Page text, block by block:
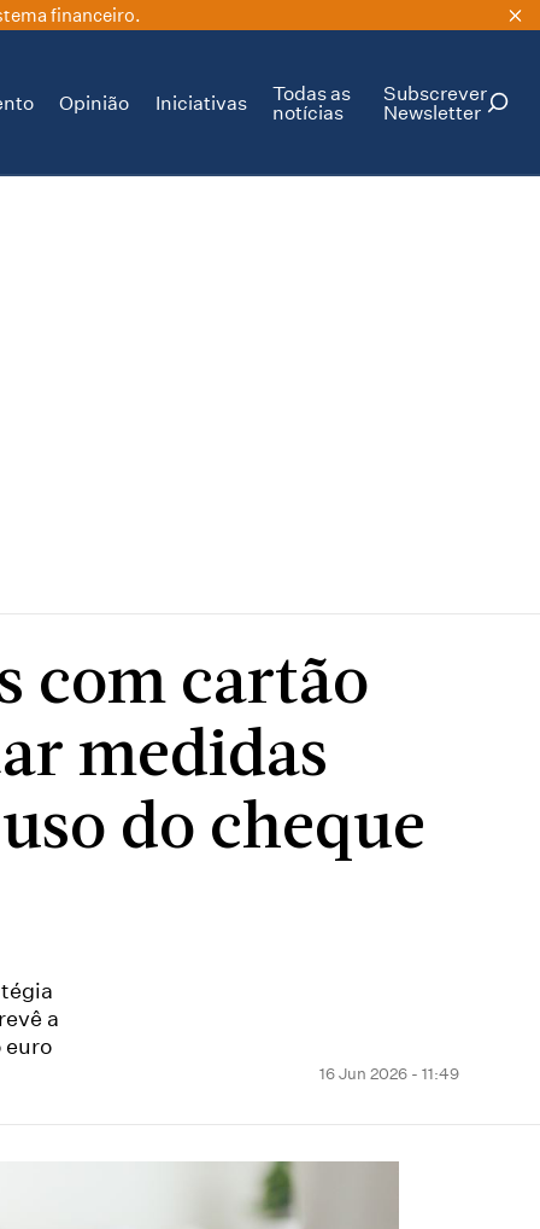
financeiro.
Opinião Iniciativas
Todas as
notícias
Subscrever
Newsletter
com cartão
medidas
do cheque
a
euro
16 Jun 2026 - 11:49